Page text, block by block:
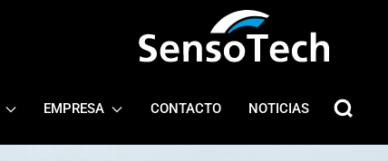
EMPRESA CONTACTO NOTICIAS